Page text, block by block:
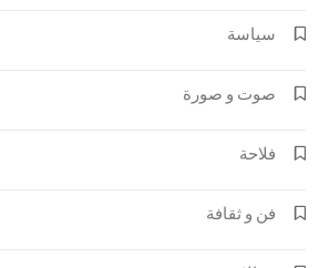
سياسة
صوت و صورة
فلاحة
فن و ثقافة